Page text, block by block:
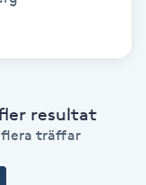
resultat
flera träffar